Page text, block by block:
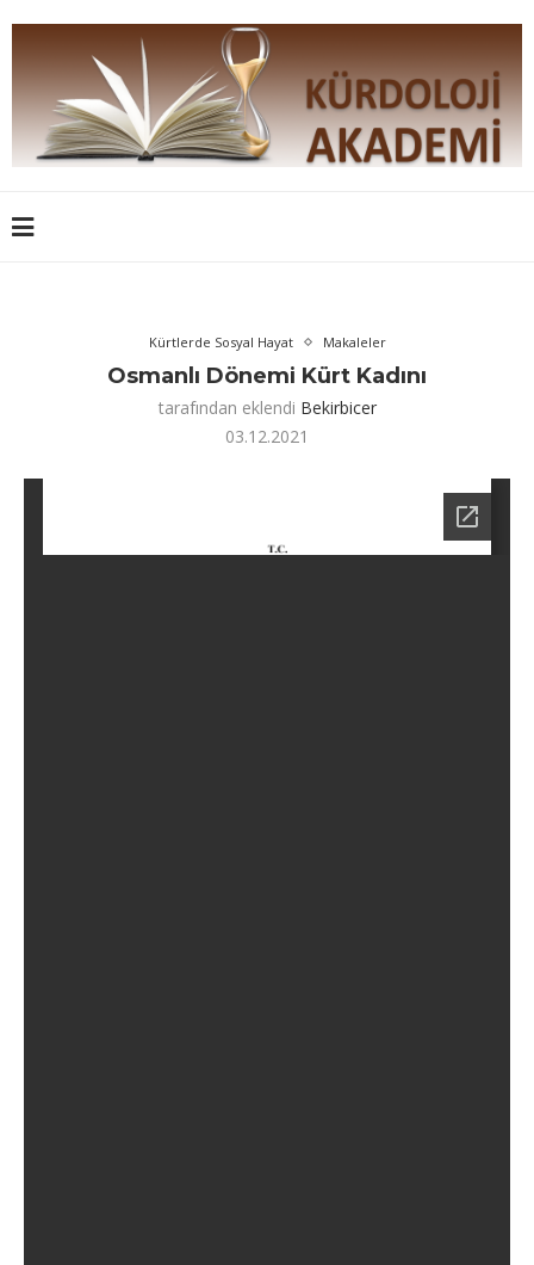
Kürtlerde Sosyal Hayat Makaleler
Osmanlı Dönemi Kürt Kadını
tarafından eklendi Bekirbicer
03.12.2021